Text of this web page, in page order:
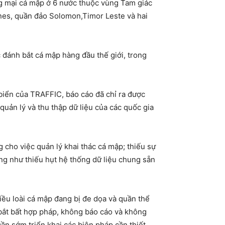
cá mập ở 6 nước thuộc vùng Tam giác
quần đảo Solomon,Timor Leste và hai
bắt cá mập hàng đầu thế giới, trong
của TRAFFIC, báo cáo đã chỉ ra được
lý và thu thập dữ liệu của các quốc gia
việc quản lý khai thác cá mập; thiếu sự
như thiếu hụt hệ thống dữ liệu chung sẵn
loài cá mập đang bị đe dọa và quần thể
bất hợp pháp, không báo cáo và không